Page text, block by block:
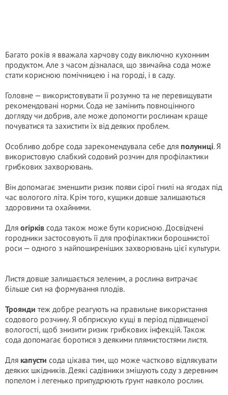
Багато років я вважала харчову соду виключно кухонним
продуктом. Але з часом дізналася, що звичайна сода може
стати корисною помічницею і на городі, і в саду.
Головне — використовувати її розумно та не перевищувати
рекомендовані норми. Сода не замінить повноцінного
догляду чи добрив, але може допомогти рослинам краще
почуватися та захистити їх від деяких проблем.
Особливо добре сода зарекомендувала себе для полуниці. Я
використовую слабкий содовий розчин для профілактики
грибкових захворювань.
Він допомагає зменшити ризик появи сірої гнилі на ягодах під
час вологого літа. Крім того, кущики довше залишаються
здоровими та охайними.
Для огірків сода також може бути корисною. Досвідчені
городники застосовують її для профілактики борошнистої
роси — одного з найпоширеніших захворювань цієї культури.
Листя довше залишається зеленим, а рослина витрачає
більше сил на формування плодів.
Троянди теж добре реагують на правильне використання
содового розчину. Я обприскую кущі в період підвищеної
вологості, щоб знизити ризик грибкових інфекцій. Також
сода допомагає боротися з деякими плямистостями листя.
Для капусти сода цікава тим, що може частково відлякувати
деяких шкідників. Деякі садівники змішують соду з деревним
попелом і легенько припудрюють ґрунт навколо рослин.